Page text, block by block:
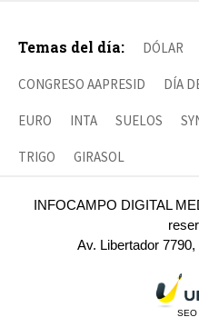
Temas del día: DÓLAR
CONGRESO AAPRESID DÍA
EURO INTA SUELOS
TRIGO GIRASOL
INFOCAMPO DIGITAL
Av. Libertador
SEO